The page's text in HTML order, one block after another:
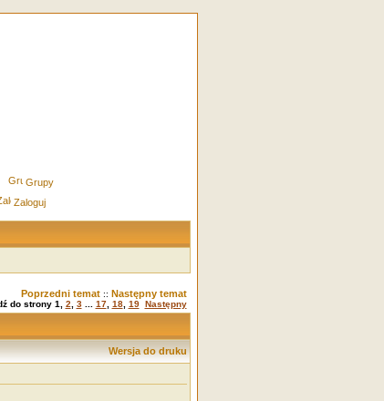
Grupy
Zaloguj
Poprzedni temat:: Następny temat
do strony 1 2 3... 17, 18, 19 Następny
Wersja do druku